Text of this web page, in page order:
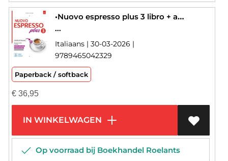
•Nuovo espresso plus 3 libro + audio e video online
...
Italiaans | 30-03-2026 |
9789465042329
Paperback / softback
€36,95
IN WINKELWAGEN
Op voorraad bij Boekhandel Roelants